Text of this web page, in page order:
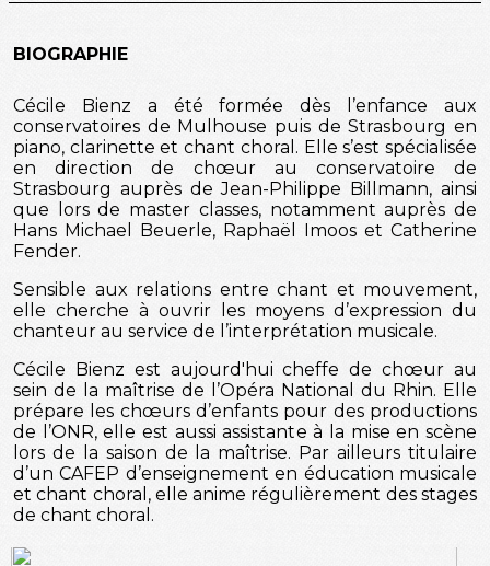
BIOGRAPHIE
Cécile Bienz a été formée dès l’enfance aux
conservatoires de Mulhouse puis de Strasbourg en
piano, clarinette et chant choral. Elle s’est spécialisée
en direction de chœur au conservatoire de
Strasbourg auprès de Jean-Philippe Billmann, ainsi
que lors de master classes, notamment auprès de
Hans Michael Beuerle, Raphaël Imoos et Catherine
Fender.
Sensible aux relations entre chant et mouvement,
elle cherche à ouvrir les moyens d’expression du
chanteur au service de l’interprétation musicale.
Cécile Bienz est aujourd'hui cheffe de chœur au
sein de la maîtrise de l’Opéra National du Rhin. Elle
prépare les chœurs d’enfants pour des productions
de l’ONR, elle est aussi assistante à la mise en scène
lors de la saison de la maîtrise. Par ailleurs titulaire
d’un CAFEP d’enseignement en éducation musicale
et chant choral, elle anime régulièrement des stages
de chant choral.